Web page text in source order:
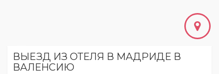
ВЫЕЗД ИЗ ОТЕЛЯ В МАДРИДЕ В
ВАЛЕНСИЮ